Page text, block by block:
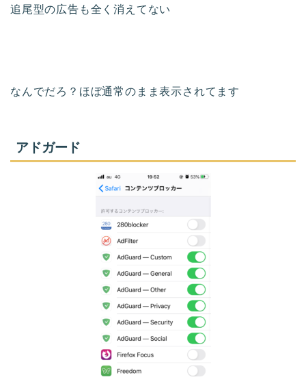
追尾型の広告も全く消えてない
なんでだろ？ほぼ通常のまま表示されてます
アドガード